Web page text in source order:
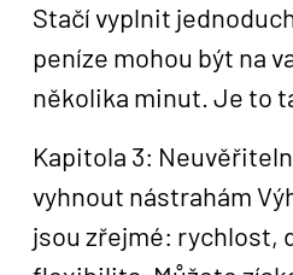
Stačí vyplnit
peníze mohou být na
několika minut. Je to
Kapitola 3:
vyhnout nástrahám
jsou zřejmé: rychlost,